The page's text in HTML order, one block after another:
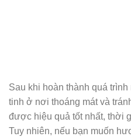
Sau khi hoàn thành quá
tinh ở nơi thoáng mát và
được hiệu quả tốt nhất, thời
Tuy nhiên, nếu bạn muốn